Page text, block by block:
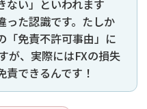
ない」といわれます
った認識です。たしか
「免責不許可事由」に
が、実際にはFXの損失
責できるんです！